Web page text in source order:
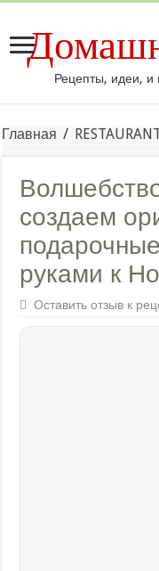
Рецепты, идеи, и
Главная /
создаем
руками к
Оставить отзыв к